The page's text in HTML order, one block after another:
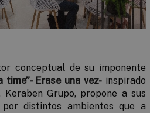
conceptual de su imponente
time”- Erase una vez- inspirado
Grupo, propone a sus
distintos ambientes que a